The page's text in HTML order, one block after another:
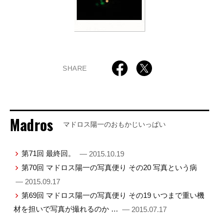
SHARE
Madros マドロス陽一のおもかじいっぱい
第71回 最終回。
— 2015.10.19
第70回 マドロス陽一の写真便り その20 写真という病
— 2015.09.17
第69回 マドロス陽一の写真便り その19 いつまで重い機
材を担いで写真が撮れるのか … — 2015.07.17